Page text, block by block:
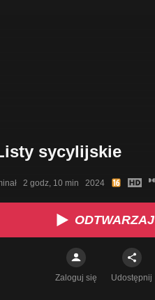
2 godz, 10 min   2024
ODTWARZAJ
Zaloguj się Udostępnij